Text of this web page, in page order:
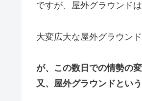
ですが、屋外グラウンド
大変広大な屋外グラウン
が、この数日での情勢の
又、屋外グラウンドとい